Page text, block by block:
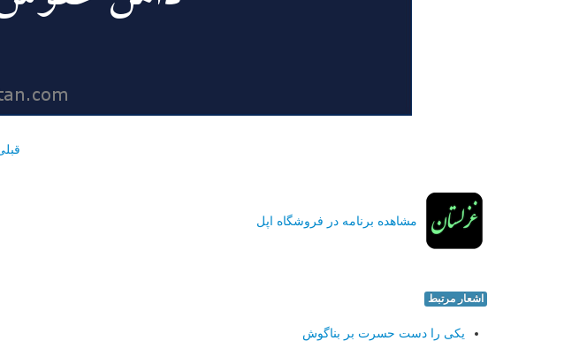
مشاهده برنامه در فروشگاه اپل
اشعار مرتبط
یکی را دست حسرت بر بناگوش